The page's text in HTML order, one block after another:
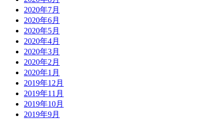
2020年7月
2020年6月
2020年5月
2020年4月
2020年3月
2020年2月
2020年1月
2019年12月
2019年11月
2019年10月
2019年9月